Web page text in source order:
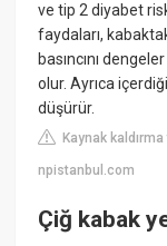
ve tip 2 diyabet
faydaları,
basıncını
olur. Ayrıca
düşürür.
Kaynak
npistanbul.com
Çiğ kabak